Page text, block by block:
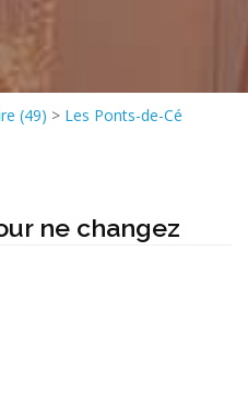
(49) > Les Ponts-de-Cé
ne changez